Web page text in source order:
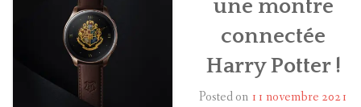
HARRY POTTER
LES ACTEURS
une montre
connectée
Harry Potter !
Posted on 11 novembre 2021